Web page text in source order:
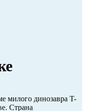
милого динозавра T-
Страна